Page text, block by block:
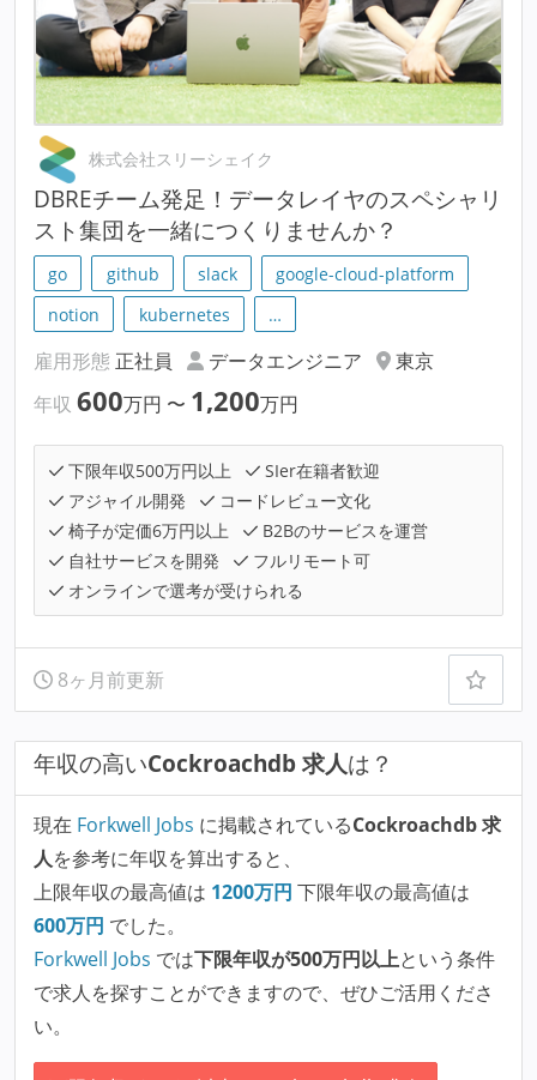
株式会社スリーシェイク
DBREチーム発足！データレイヤのスペシャリ
スト集団を一緒につくりませんか？
go github slack
google-cloud-platform
notion
kubernetes …
雇用形態 正社員 データエンジニア
東京
年収 600万円 〜 1,200万円
下限年収500万円以上
SIer在籍者歓迎
アジャイル開発
コードレビュー文化
椅子が定価6万円以上
B2Bのサービスを運営
自社サービスを開発
フルリモート可
オンラインで選考が受けられる
8ヶ月前更新
年収の高いCockroachdb 求人は？
現在 Forkwell Jobs に掲載されているCockroachdb 求
人を参考に年収を算出すると、
上限年収の最高値は 1200万円 下限年収の最高値は
600万円 でした。
Forkwell Jobs では下限年収が500万円以上という条件
で求人を探すことができますので、ぜひご活用くださ
い。